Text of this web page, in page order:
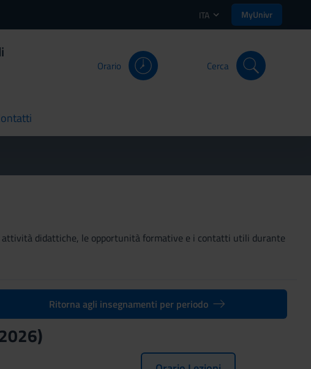
ITA MyUnivr
Orario Cerca
attività didattiche, le opportunità formative e i contatti utili durante
Ritorna agli insegnamenti per periodo